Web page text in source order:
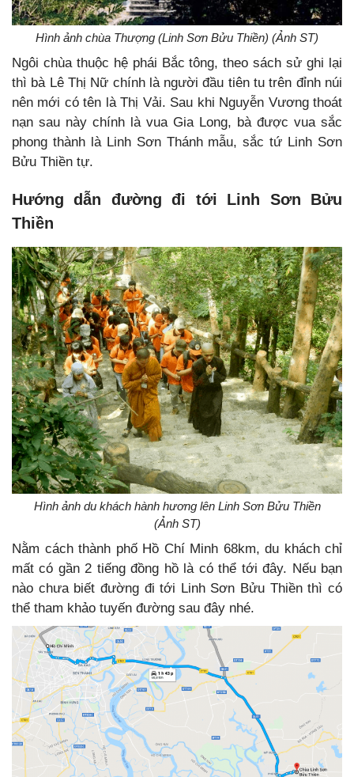
Hình ảnh chùa Thượng (Linh Sơn Bửu Thiền) (Ảnh ST)
Ngôi chùa thuộc hệ phái Bắc tông, theo sách sử ghi lại
thì bà Lê Thị Nữ chính là người đầu tiên tu trên đỉnh núi
nên mới có tên là Thị Vải. Sau khi Nguyễn Vương thoát
nạn sau này chính là vua Gia Long, bà được vua sắc
phong thành là Linh Sơn Thánh mẫu, sắc tứ Linh Sơn
Bửu Thiền tự.
Hướng dẫn đường đi tới Linh Sơn Bửu
Thiền
Hình ảnh du khách hành hương lên Linh Sơn Bửu Thiền
(Ảnh ST)
Nằm cách thành phố Hồ Chí Minh 68km, du khách chỉ
mất có gần 2 tiếng đồng hồ là có thể tới đây. Nếu bạn
nào chưa biết đường đi tới Linh Sơn Bửu Thiền thì có
thể tham khảo tuyến đường sau đây nhé.